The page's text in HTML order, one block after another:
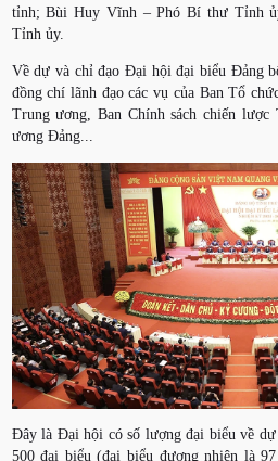
tỉnh; Bùi Huy Vĩnh – Phó Bí thư Tỉnh
Tỉnh ủy.
Về dự và chỉ đạo Đại hội đại biểu Đảng
đồng chí lãnh đạo các vụ của Ban Tổ
Trung ương, Ban Chính sách chiến
ương Đảng...
Đây là Đại hội có số lượng đại biểu về
500 đại biểu (đại biểu đương nhiên là